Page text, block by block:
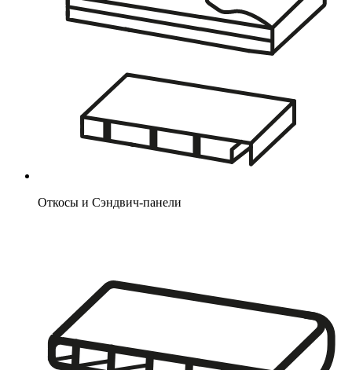
Откосы и Сэндвич-панели